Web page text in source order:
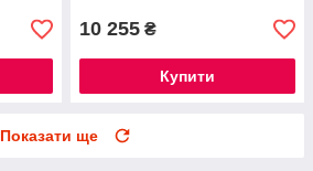
10 255 ₴
Купити
Показати ще